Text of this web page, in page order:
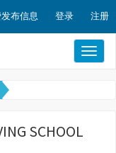
布信息 登录 注册
SCHOOL